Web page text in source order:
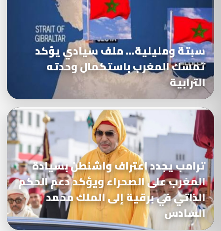
سبتة ومليلية… ملف سيادي يؤكد
تمسك المغرب باستكمال وحدته
الترابية
ترامب يجدد اعتراف واشنطن بسيادة
المغرب على الصحراء ويؤكد دعم الحكم
الذاتي في برقية إلى الملك محمد
السادس